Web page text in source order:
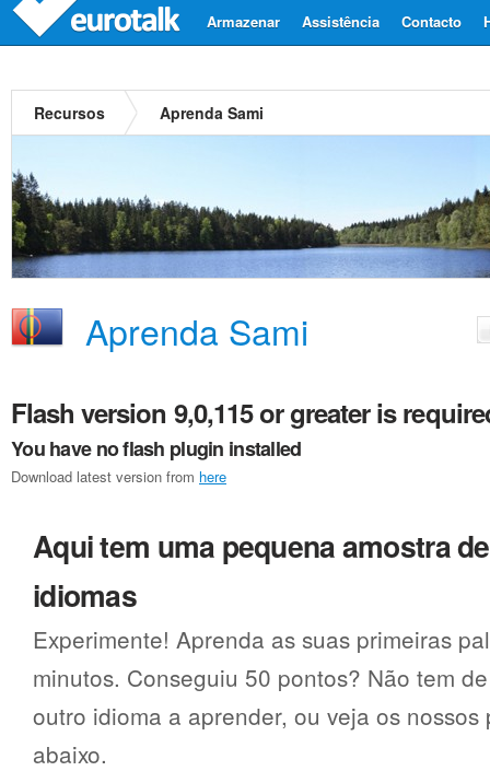
Contacto
Assistência
Armazenar
Recursos Aprenda Sami
Aprenda Sami
Flash version 9,0,115 or greater is
You have no flash plugin installed
Download latest version from here
Aqui tem uma pequena amostra
idiomas
Experimente! Aprenda as suas primeiras
minutos. Conseguiu 50 pontos? Não tem
outro idioma a aprender, ou veja os nossos
abaixo.